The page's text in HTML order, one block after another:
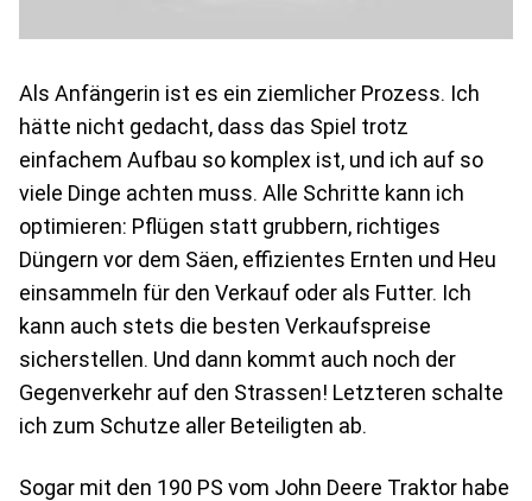
Als Anfängerin ist es ein ziemlicher Prozess. Ich
hätte nicht gedacht, dass das Spiel trotz
einfachem Aufbau so komplex ist, und ich auf so
viele Dinge achten muss. Alle Schritte kann ich
optimieren: Pflügen statt grubbern, richtiges
Düngern vor dem Säen, effizientes Ernten und Heu
einsammeln für den Verkauf oder als Futter. Ich
kann auch stets die besten Verkaufspreise
sicherstellen. Und dann kommt auch noch der
Gegenverkehr auf den Strassen! Letzteren schalte
ich zum Schutze aller Beteiligten ab.
Sogar mit den 190 PS vom John Deere Traktor habe